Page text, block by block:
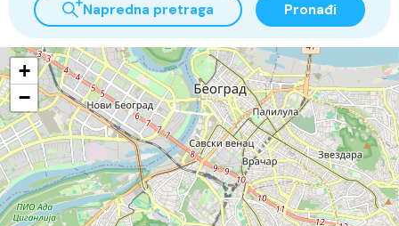
Napredna pretraga Pronađi
+
−